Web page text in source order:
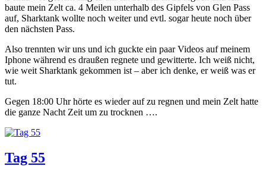
baute mein Zelt ca. 4 Meilen unterhalb des Gipfels von Glen Pass
auf, Sharktank wollte noch weiter und evtl. sogar heute noch über
den nächsten Pass.
Also trennten wir uns und ich guckte ein paar Videos auf meinem
Iphone während es draußen regnete und gewitterte. Ich weiß nicht,
wie weit Sharktank gekommen ist – aber ich denke, er weiß was er
tut.
Gegen 18:00 Uhr hörte es wieder auf zu regnen und mein Zelt hatte
die ganze Nacht Zeit um zu trocknen ….
Tag 55